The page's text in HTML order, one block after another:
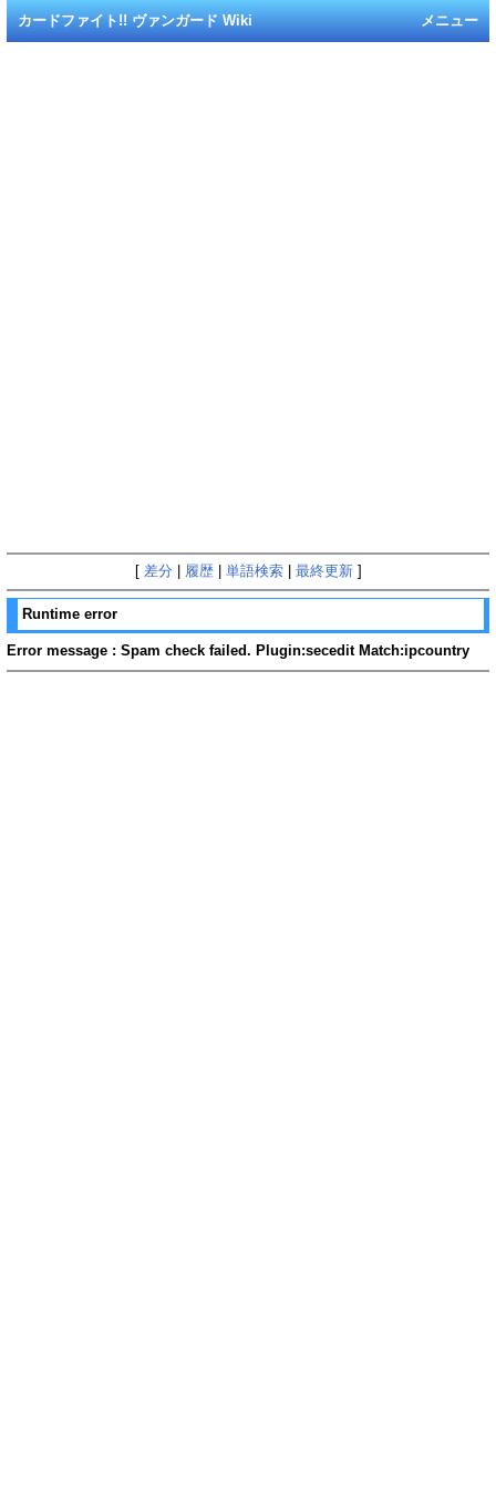
メニュー
カードファイト!! ヴァンガード Wiki
[ 差分 履歴| 単語検索| 最終更新]
Runtime error
Error message : Spam check failed. Plugin:secedit Match:ipcountry